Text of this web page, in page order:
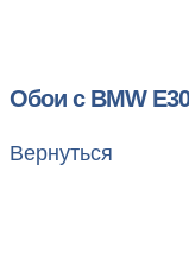
Обои с BMW E30
Вернуться